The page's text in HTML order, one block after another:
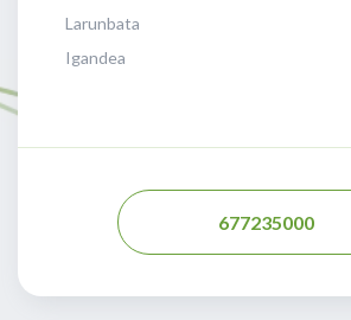
Larunbata
Igandea
677235000